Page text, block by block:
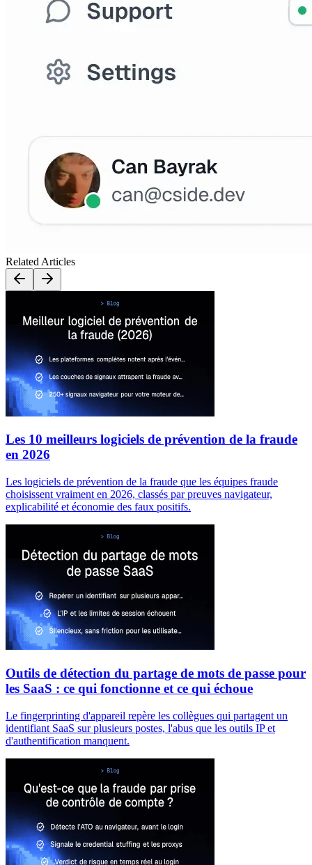
Related Articles
Les 10 meilleurs logiciels de prévention de la fraude
en 2026
Les logiciels de prévention de la fraude que les équipes fraude
choisissent vraiment en 2026, classés par preuves navigateur,
explicabilité et économie des faux positifs.
Outils de détection du partage de mots de passe pour
les SaaS : ce qui fonctionne et ce qui échoue
Le fingerprinting d'appareil repère les collègues qui partagent un
identifiant SaaS sur plusieurs postes, l'abus que les outils IP et
d'authentification manquent.